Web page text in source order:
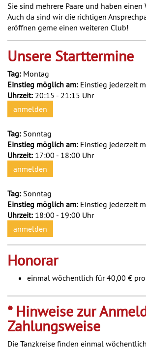
Sie sind mehrere Paare und haben einen
Auch da sind wir die richtigen
eröffnen gerne einen weiteren Club!
Unsere Starttermine
Tag: Montag
Einstieg möglich am: Einstieg jederzeit
Uhrzeit: 20:15 - 21:15 Uhr
anmelden
Tag: Sonntag
Einstieg möglich am: Einstieg jederzeit
Uhrzeit: 17:00 - 18:00 Uhr
anmelden
Tag: Sonntag
Einstieg möglich am: Einstieg jederzeit
Uhrzeit: 18:00 - 19:00 Uhr
anmelden
Honorar
einmal wöchentlich für 40,00 €
* Hinweise zur
Zahlungsweise
Die Tanzkreise finden einmal